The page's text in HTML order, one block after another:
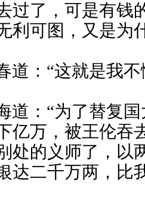
过了，可是有钱
利可图，又是为
道：“这就是我不
道：“为了替复
亿万，被王伦吞
处的义师了，以
达二千万两，比